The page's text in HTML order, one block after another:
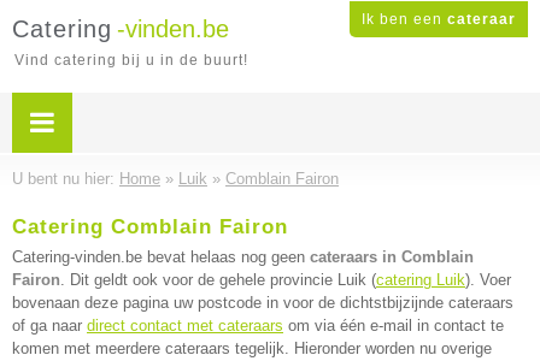
Ik ben een cateraar
Catering -vinden.be
Vind catering bij u in de buurt!
U bent nu hier: Home » Luik » Comblain Fairon
Catering Comblain Fairon
Catering-vinden.be bevat helaas nog geen cateraars in Comblain
Fairon. Dit geldt ook voor de gehele provincie Luik (catering Luik). Voer
bovenaan deze pagina uw postcode in voor de dichtstbijzijnde cateraars
of ga naar direct contact met cateraars om via één e-mail in contact te
komen met meerdere cateraars tegelijk. Hieronder worden nu overige